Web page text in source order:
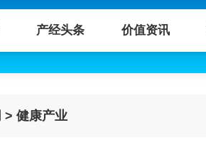
产经头条 价值资讯
> 健康产业